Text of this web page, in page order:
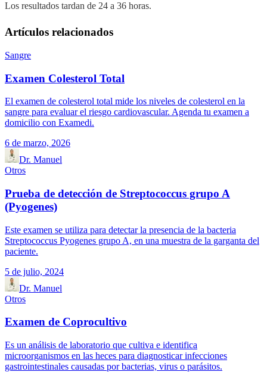
Los resultados tardan de 24 a 36 horas.
Artículos relacionados
Sangre
Examen Colesterol Total
El examen de colesterol total mide los niveles de colesterol en la
sangre para evaluar el riesgo cardiovascular. Agenda tu examen a
domicilio con Examedi.
6 de marzo, 2026
Dr. Manuel
Otros
Prueba de detección de Streptococcus grupo A
(Pyogenes)
Este examen se utiliza para detectar la presencia de la bacteria
Streptococcus Pyogenes grupo A, en una muestra de la garganta del
paciente.
5 de julio, 2024
Dr. Manuel
Otros
Examen de Coprocultivo
Es un análisis de laboratorio que cultiva e identifica
microorganismos en las heces para diagnosticar infecciones
gastrointestinales causadas por bacterias, virus o parásitos.